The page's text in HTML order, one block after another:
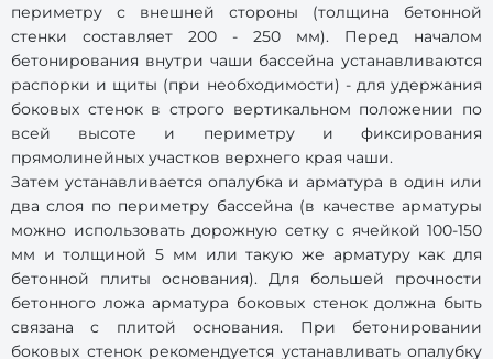
периметру с внешней стороны (толщина бетонной
стенки составляет 200 - 250 мм). Перед началом
бетонирования внутри чаши бассейна устанавливаются
распорки и щиты (при необходимости) - для удержания
боковых стенок в строго вертикальном положении по
всей высоте и периметру и фиксирования
прямолинейных участков верхнего края чаши.
Затем устанавливается опалубка и арматура в один или
два слоя по периметру бассейна (в качестве арматуры
можно использовать дорожную сетку с ячейкой 100-150
мм и толщиной 5 мм или такую же арматуру как для
бетонной плиты основания). Для большей прочности
бетонного ложа арматура боковых стенок должна быть
связана с плитой основания. При бетонировании
боковых стенок рекомендуется устанавливать опалубку